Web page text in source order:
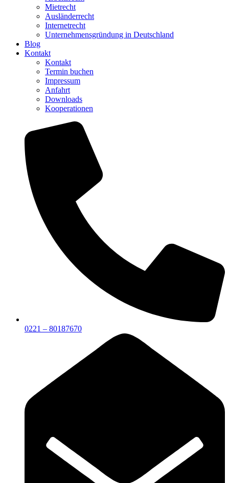
Mietrecht
Ausländerrecht
Internetrecht
Unternehmensgründung in Deutschland
Blog
Kontakt
Kontakt
Termin buchen
Impressum
Anfahrt
Downloads
Kooperationen
0221 – 80187670